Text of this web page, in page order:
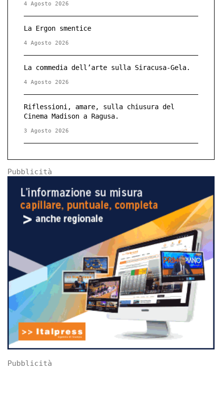
4 Agosto 2026
La Ergon smentice
4 Agosto 2026
La commedia dell’arte sulla Siracusa-Gela.
4 Agosto 2026
Riflessioni, amare, sulla chiusura del
Cinema Madison a Ragusa.
3 Agosto 2026
Pubblicità
Pubblicità